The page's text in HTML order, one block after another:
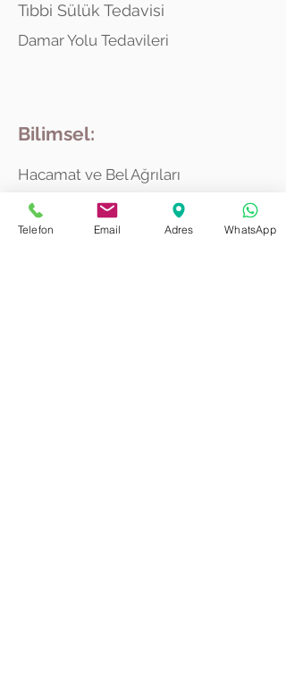
Tıbbi Sülük Tedavisi
Damar Yolu Tedavileri
Bilimsel:
Hacamat ve Bel Ağrıları
Hacamat ve Ağır Metal
Hacamat ve Herpes Zoster
Telefon Email Adres WhatsApp